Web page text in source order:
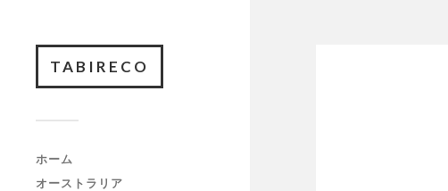
TABIRECO
ホーム
オーストラリア